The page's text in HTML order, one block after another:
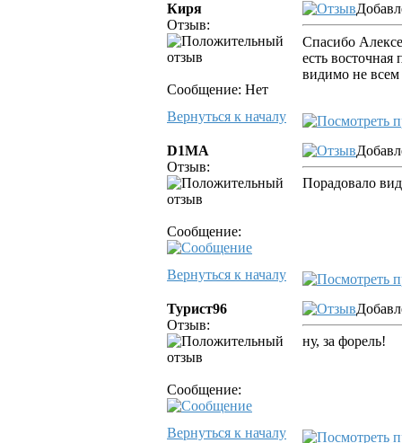
Киря
Отзыв:
Сообщение: Нет
Спасибо
есть
видимо не всем
Вернуться к началу
D1MA
Отзыв:
Сообщение:
Порадовало
Вернуться к началу
Турист96
Отзыв:
Сообщение:
ну, за форель!
Вернуться к началу